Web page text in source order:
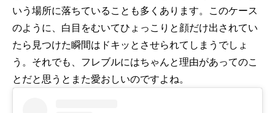
いう場所に落ちていることも多くあります。このケース
のように、白目をむいてひょっこりと顔だけ出されてい
たら見つけた瞬間はドキッとさせられてしまうでしょ
う。それでも、フレブルにはちゃんと理由があってのこ
とだと思うとまた愛おしいのですよね。